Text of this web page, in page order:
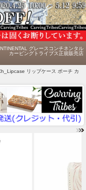
グレースコンチネンタル
カービングトライブス正規販売店
リップケース ポーチ カ